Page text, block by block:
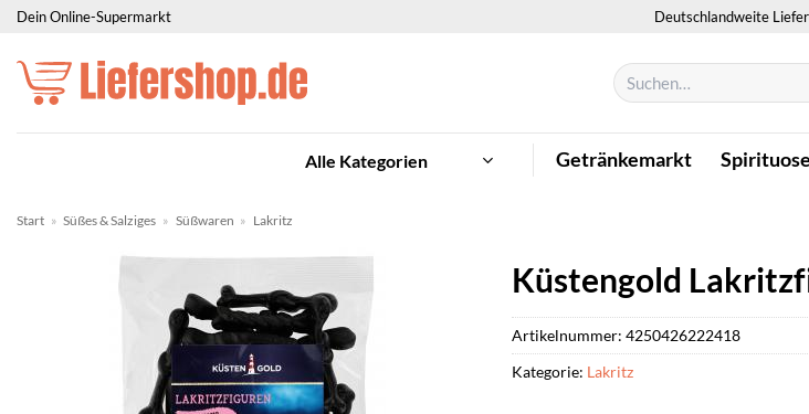
Zum
springen
Dein Online-Supermarkt Deutschlandweite
Suchen
nach:
Alle Kategorien Getränkemarkt
Start » Süßes & Salziges » Süßwaren » Lakritz
Küstengold
Artikelnummer: 4250426222418
Kategorie: Lakritz